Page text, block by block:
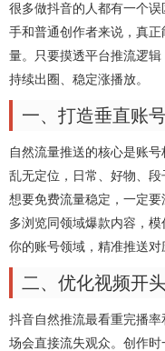
很多做抖音的人都有一个
手和普通创作者来说，真
量。只要摸透平台推流逻
持续出圈、稳定涨播放。
一、打造垂直账
自然流量推送的核心是账
乱无定位，日常、好物、段
想要免费流量稳定，一定
多浏览同领域爆款内容，
你的账号领域，精准推送对
二、优化视频开
抖音自然推流最看重完播
场会直接流失观众。创作